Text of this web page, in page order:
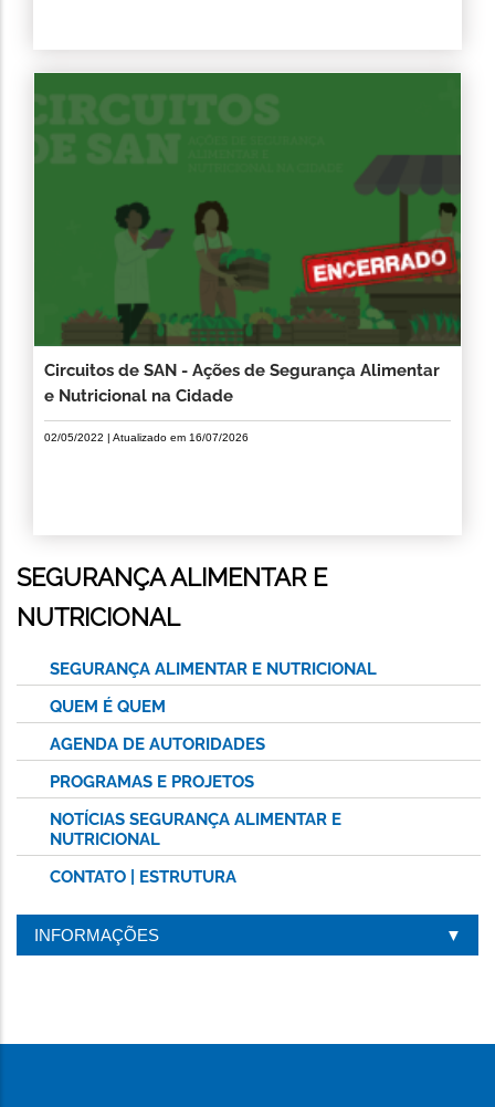
Circuitos de SAN - Ações de Segurança Alimentar
e Nutricional na Cidade
02/05/2022 | Atualizado em 16/07/2026
SEGURANÇA ALIMENTAR E
NUTRICIONAL
SEGURANÇA ALIMENTAR E NUTRICIONAL
QUEM É QUEM
AGENDA DE AUTORIDADES
PROGRAMAS E PROJETOS
NOTÍCIAS SEGURANÇA ALIMENTAR E
NUTRICIONAL
CONTATO | ESTRUTURA
INFORMAÇÕES